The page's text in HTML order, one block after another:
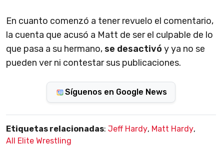
En cuanto comenzó a tener revuelo el comentario,
la cuenta que acusó a Matt de ser el culpable de lo
que pasa a su hermano,se desactivó y ya no se
pueden ver ni contestar sus publicaciones.
Síguenos en Google News
Etiquetas relacionadas: Jeff Hardy, Matt Hardy,
All Elite Wrestling